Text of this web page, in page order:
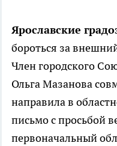
Ярославские
бороться за
Член городского
Ольга Мазанова
направила в
письмо с просьбой
первоначальный